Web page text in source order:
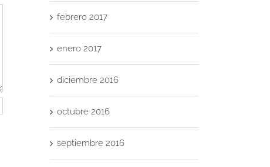
febrero 2017
enero 2017
diciembre 2016
octubre 2016
septiembre 2016